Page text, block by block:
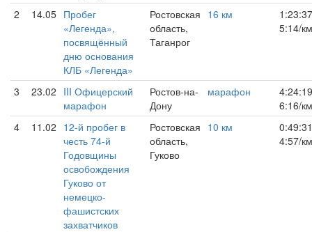
2 14.05 Пробег
«Легенда»,
посвящённый
дню основания
КЛБ «Легенда»
Ростовская
область,
Таганрог
16 км
1:23:37
5:14/км
3 23.02 III Офицерский
марафон
Ростов-на-
Дону
марафон
6:16/км
4
11.02 12-й пробег в
честь 74-й
Годовщины
освобождения
Гуково от
немецко-
фашистских
захватчиков
Ростовская
область,
Гуково
10 км
0:49:31
4:57/км